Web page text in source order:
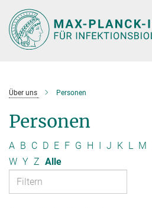
Hauptinhalt
Über uns Personen
Personen
A B C D E F G H I J K L M
W Y Z Alle